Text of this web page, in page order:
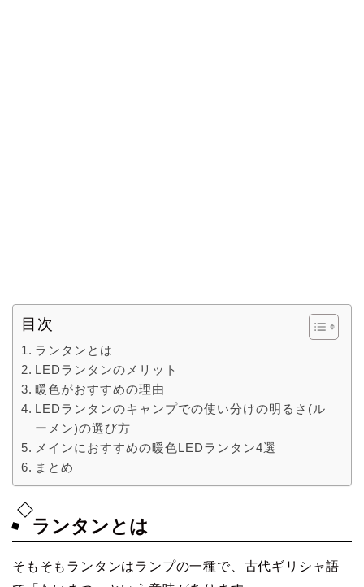
目次
ランタンとは
LEDランタンのメリット
暖色がおすすめの理由
LEDランタンのキャンプでの使い分けの明るさ(ル
ーメン)の選び方
メインにおすすめの暖色LEDランタン4選
まとめ
ランタンとは
そもそもランタンはランプの一種で、古代ギリシャ語